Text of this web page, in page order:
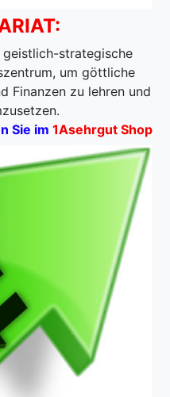
strategische
um göttliche
Finanzen zu lehren und
Sie im 1Asehrgut Shop